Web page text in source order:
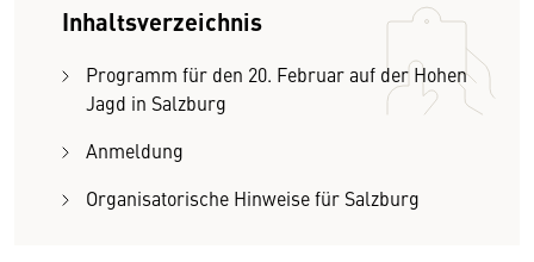
Inhaltsverzeichnis
Programm für den 20. Februar auf der Hohen
Jagd in Salzburg
Anmeldung
Organisatorische Hinweise für Salzburg